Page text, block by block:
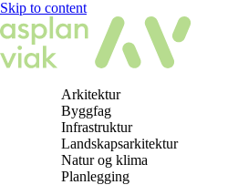
Skip to content
Arkitektur
Byggfag
Infrastruktur
Landskapsarkitektur
Natur og klima
Planlegging